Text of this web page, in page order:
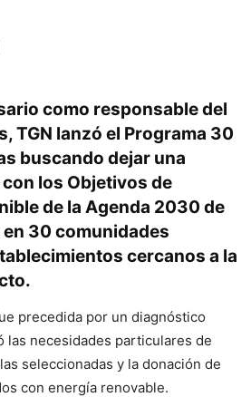
como responsable del
TGN lanzó el Programa 30
buscando dejar una
los Objetivos de
de la Agenda 2030 de
30 comunidades
cercanos a la
precedida por un diagnóstico
las necesidades particulares de
seleccionadas y la donación de
con energía renovable.